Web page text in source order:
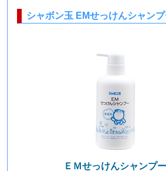
シャボン玉 EMせっけんシャン
ＥＭせっけんシャンプー